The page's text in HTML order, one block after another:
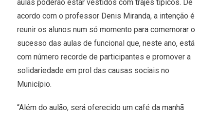
aulas poderão estar vestidos com trajes típicos. De
acordo com o professor Denis Miranda, a intenção é
reunir os alunos num só momento para comemorar o
sucesso das aulas de funcional que, neste ano, está
com número recorde de participantes e promover a
solidariedade em prol das causas sociais no
Município.
“Além do aulão, será oferecido um café da manhã